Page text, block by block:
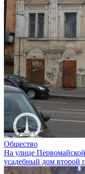
Общество
На улице
усадебный дом второй